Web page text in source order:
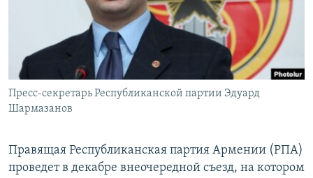
English
Русский
Пресс-секретарь Республиканской партии Эдуард
Шармазанов
Правящая Республиканская партия Армении (РПА)
проведет в декабре внеочередной съезд, на котором